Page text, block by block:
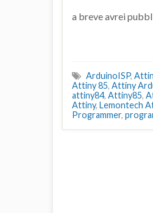
a breve avrei
ArduinoISP,
Attiny 85, Attiny
attiny84, Attiny85,
Attiny, Lemontech
Programmer,